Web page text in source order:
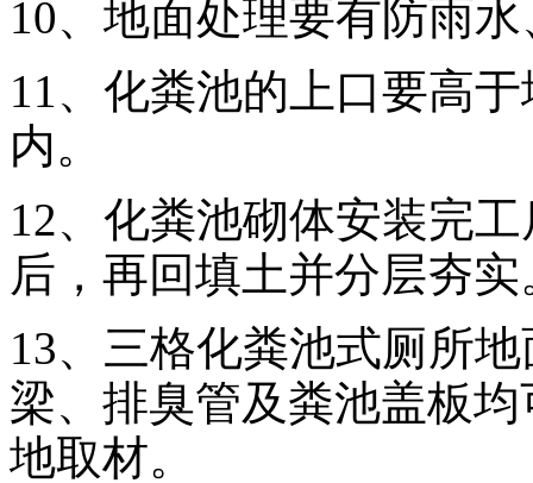
10、地面处理要有防雨
11、化粪池的上口要高
内。
12、化粪池砌体安装完
后，再回填土并分层夯实
13、三格化粪池式厕所
梁、排臭管及粪池盖板
地取材。